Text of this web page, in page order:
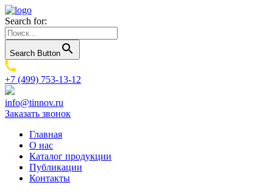
Search for:
Search Button
+7 (499) 753-13-12
info@tinnov.ru
Заказать звонок
Главная
О нас
Каталог продукции
Публикации
Контакты